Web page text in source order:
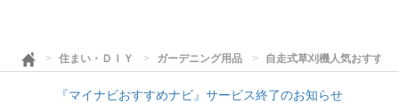
住まい・ＤＩＹ ガーデニング用品 自走式草刈機人気おすす
『マイナビおすすめナビ』サービス終了のお知らせ